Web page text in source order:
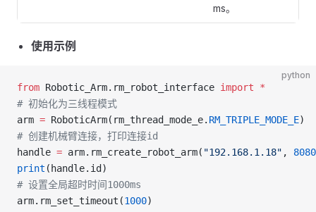
ms。
使用示例
python
from Robotic_Arm.rm_robot_interface import *
# 初始化为三线程模式
arm = RoboticArm(rm_thread_mode_e. RM_TRIPLE_MODE_E)
# 创建机械臂连接，打印连接id
handle = arm.rm_create_robot_arm( "192.168.1.18" , 8080
print (handle.id)
# 设置全局超时时间1000ms
arm.rm_set_timeout(1000)